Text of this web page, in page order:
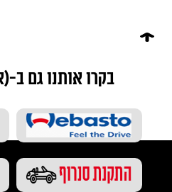
בקרו אותנו גם ב-